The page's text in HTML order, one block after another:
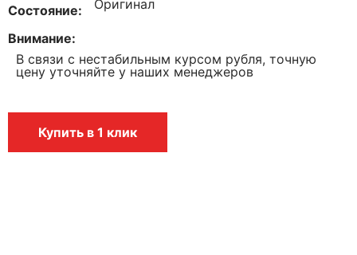
Состояние Оригинал
Внимание
В связи с нестабильным курсом рубля, точную
цену уточняйте у наших менеджеров
Купить в 1 клик